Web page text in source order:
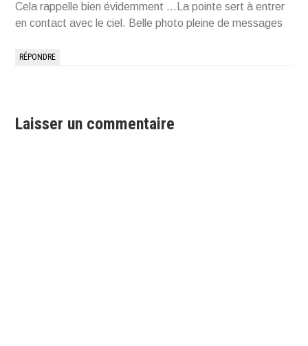
Cela rappelle bien évidemment …La pointe sert à entrer
en contact avec le ciel. Belle photo pleine de messages
RÉPONDRE
Laisser un commentaire